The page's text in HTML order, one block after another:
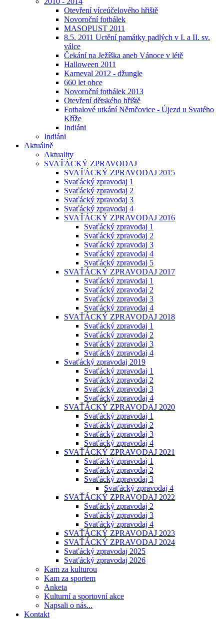
Otevření víceúčelového hřiště
Novoroční fotbálek
MASOPUST 2011
8.5. 2011 Uctění památky padlých v I. a II. sv.
válce
Čekání na Ježíška aneb Vánoce v létě
Halloween 2011
Karneval 2012 - džungle
660 let obce
Novoroční fotbálek 2013
Otevření dětského hřiště
Fotbalové utkání Němčovice - Újezd u Svatého
Kříže
Indiáni
Indiáni
Aktuálně
Aktuality
SVAŤÁCKÝ ZPRAVODAJ
SVAŤÁCKÝ ZPRAVODAJ 2015
Svaťácký zpravodaj 1
Svaťácký zpravodaj 2
Svaťácký zpravodaj 3
Svaťácký zpravodaj 4
SVAŤÁCKÝ ZPRAVODAJ 2016
Svaťácký zpravodaj 1
Svaťácký zpravodaj 2
Svaťácký zpravodaj 3
Svaťácký zpravodaj 4
Svaťácký zpravodaj 5
SVAŤÁCKÝ ZPRAVODAJ 2017
Svaťácký zpravodaj 1
Svaťácký zpravodaj 2
Svaťácký zpravodaj 3
Svaťácký zpravodaj 4
SVAŤÁCKÝ ZPRAVODAJ 2018
Svaťácký zpravodaj 1
Svaťácký zpravodaj 2
Svaťácký zpravodaj 3
Svaťácký zpravodaj 4
Svaťácký zpravodaj 2019
Svaťácký zpravodaj 1
Svaťácký zpravodaj 2
Svaťácký zpravodaj 3
Svaťácký zpravodaj 4
SVAŤÁCKÝ ZPRAVODAJ 2020
Svaťácký zpravodaj 1
Svaťácký zpravodaj 2
Svaťácký zpravodaj 3
Svaťácký zpravodaj 4
SVAŤÁCKÝ ZPRAVODAJ 2021
Svaťácký zpravodaj 1
Svaťácký zpravodaj 2
Svaťácký zpravodaj 3
Svaťácký zpravodaj 4
SVAŤÁCKÝ ZPRAVODAJ 2022
Svaťácký zpravodaj 2
Svaťácký zpravodaj 3
Svaťácký zpravodaj 4
SVAŤÁCKÝ ZPRAVODAJ 2023
SVAŤÁCKÝ ZPRAVODAJ 2024
Svaťácký zpravodaj 2025
Svaťácký zpravodaj 2026
Kam za kulturou
Kam za sportem
Anketa
Kulturní a sportovní akce
Napsali o nás...
Kontakt